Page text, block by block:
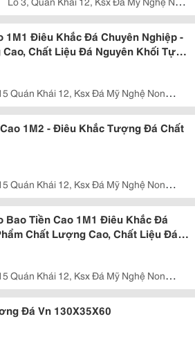
Hành Sơn – Tp. Đà Nẵng
1M1 Điêu Khắc Đá Chuyên Nghiệp -
Chất Liệu Đá Nguyên Khối Tự
Quán Khái 12, Ksx Đá Mỹ Nghệ Non
Hành Sơn – Tp. Đà Nẵng
1M2 - Điêu Khắc Tượng Đá Chất
Quán Khái 12, Ksx Đá Mỹ Nghệ Non
Hành Sơn – Tp. Đà Nẵng
Bao Tiền Cao 1M1 Điêu Khắc Đá
Chất Lượng Cao, Chất Liệu Đá
Quán Khái 12, Ksx Đá Mỹ Nghệ Non
Hành Sơn – Tp. Đà Nẵng
Đá Vn 130X35X60